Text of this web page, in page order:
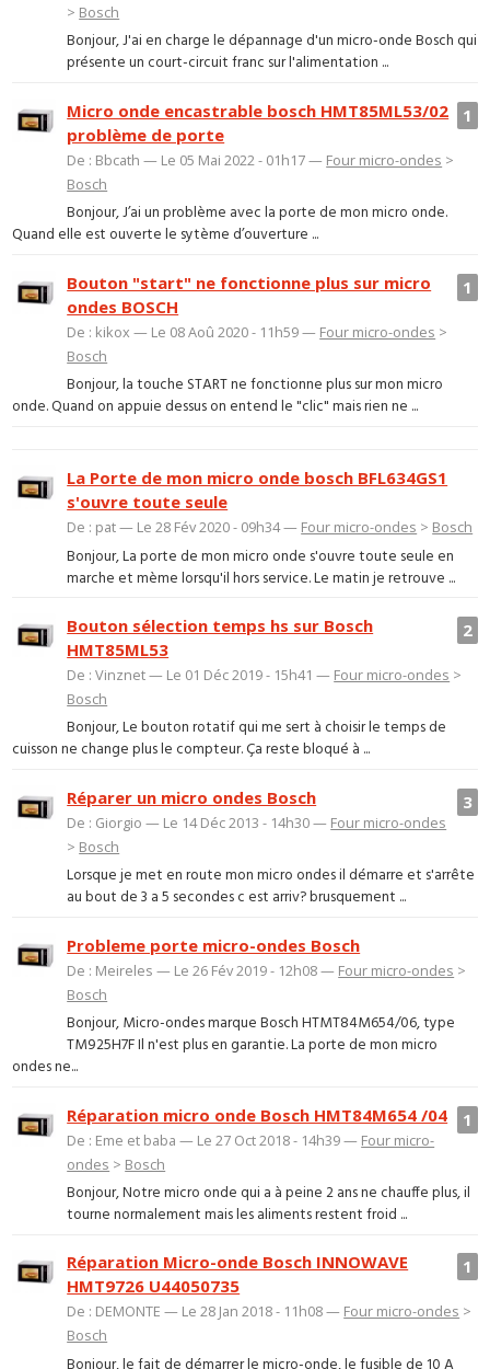
> Bosch
Bonjour, J'ai en charge le dépannage d'un micro-onde Bosch qui
présente un court-circuit franc sur l'alimentation ...
1
Micro onde encastrable bosch HMT85ML53/02
problème de porte
De : Bbcath — Le 05 Mai 2022 - 01h17 — Four micro-ondes >
Bosch
Bonjour, J’ai un problème avec la porte de mon micro onde.
Quand elle est ouverte le sytème d’ouverture ...
1
Bouton "start" ne fonctionne plus sur micro
ondes BOSCH
De : kikox — Le 08 Aoû 2020 - 11h59 — Four micro-ondes >
Bosch
Bonjour, la touche START ne fonctionne plus sur mon micro
onde. Quand on appuie dessus on entend le "clic" mais rien ne ...
La Porte de mon micro onde bosch BFL634GS1
s'ouvre toute seule
De : pat — Le 28 Fév 2020 - 09h34 — Four micro-ondes > Bosch
Bonjour, La porte de mon micro onde s'ouvre toute seule en
marche et mème lorsqu'il hors service. Le matin je retrouve ...
2
Bouton sélection temps hs sur Bosch
HMT85ML53
De : Vinznet — Le 01 Déc 2019 - 15h41 — Four micro-ondes >
Bosch
Bonjour, Le bouton rotatif qui me sert à choisir le temps de
cuisson ne change plus le compteur. Ça reste bloqué à ...
3
Réparer un micro ondes Bosch
De : Giorgio — Le 14 Déc 2013 - 14h30 — Four micro-ondes
> Bosch
Lorsque je met en route mon micro ondes il démarre et s'arrête
au bout de 3 a 5 secondes c est arriv? brusquement ...
Probleme porte micro-ondes Bosch
De : Meireles — Le 26 Fév 2019 - 12h08 — Four micro-ondes >
Bosch
Bonjour, Micro-ondes marque Bosch HTMT84M654/06, type
TM925H7F Il n'est plus en garantie. La porte de mon micro
ondes ne...
1
Réparation micro onde Bosch HMT84M654 /04
De : Eme et baba — Le 27 Oct 2018 - 14h39 — Four micro-
ondes > Bosch
Bonjour, Notre micro onde qui a à peine 2 ans ne chauffe plus, il
tourne normalement mais les aliments restent froid ...
1
Réparation Micro-onde Bosch INNOWAVE
HMT9726 U44050735
De : DEMONTE — Le 28 Jan 2018 - 11h08 — Four micro-ondes >
Bosch